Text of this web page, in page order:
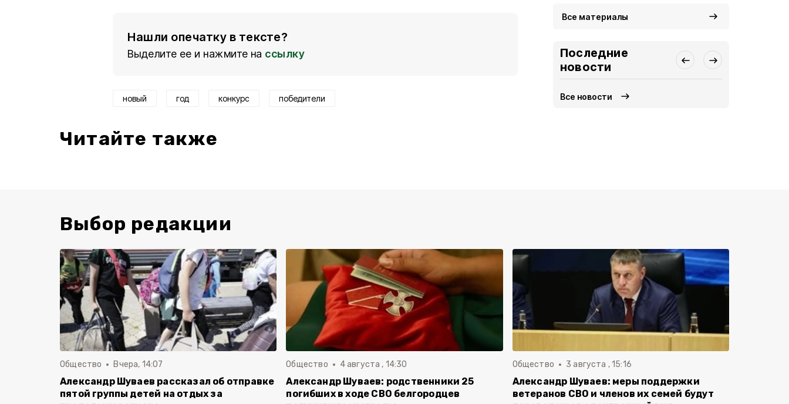
Нашли опечатку в тексте?
Выделите ее и нажмите на ссылку
новый год конкурс победители
Читайте также
Все материалы
Последние
новости
Все новости
Выбор редакции
Общество Вчера, 14:07
Александр Шуваев рассказал об отправке
пятой группы детей на отдых за
Общество 4 августа , 14:30
Александр Шуваев: родственники 25
погибших в ходе СВО белгородцев
Общество 3 августа , 15:16
Александр Шуваев: меры поддержки
ветеранов СВО и членов их семей будут